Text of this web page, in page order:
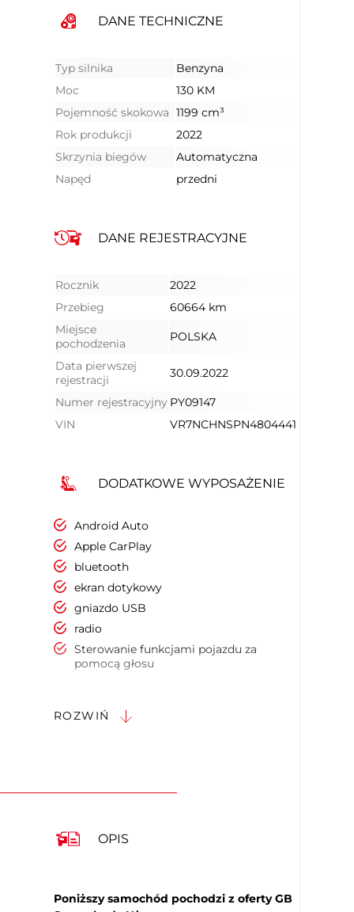
DANE TECHNICZNE
Typ silnika
Benzyna
Moc
130 KM
Pojemność skokowa 1199 cm³
Rok produkcji
2022
Skrzynia biegów
Automatyczna
Napęd
przedni
DANE REJESTRACYJNE
Rocznik
2022
Przebieg
60664 km
Miejsce
pochodzenia
POLSKA
Data pierwszej
rejestracji
30.09.2022
Numer rejestracyjny PY09147
VIN
VR7NCHNSPN4804441
DODATKOWE WYPOSAŻENIE
Android Auto
Apple CarPlay
bluetooth
ekran dotykowy
gniazdo USB
radio
Sterowanie funkcjami pojazdu za
pomocą głosu
czujnik deszczu
kierownica skórzana
kierownica wielofunkcyjna
ROZWIŃ
OPIS
Poniższy samochód pochodzi z oferty GB